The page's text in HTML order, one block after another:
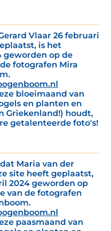
Vlaar 26 februari
is het
geworden op de
fotografen Mira
bloeimaand van
en planten en
Griekenland!) houdt,
getalenteerde foto's!
Maria van der
site heeft geplaatst,
2024 geworden op
van de fotografen
paasmaand van